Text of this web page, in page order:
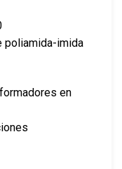
poliamida-imida
en